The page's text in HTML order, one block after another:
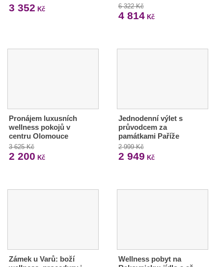
3 352 Kč 6 322 Kč
4 814Kč
Pronájem luxusních
wellness pokojů v
centru Olomouce
3 625 Kč
2 200 Kč
Jednodenní výlet s
průvodcem za
památkami Paříže
2 999 Kč
2 949 Kč
Zámek u Varů: boží
Wellness pobyt na